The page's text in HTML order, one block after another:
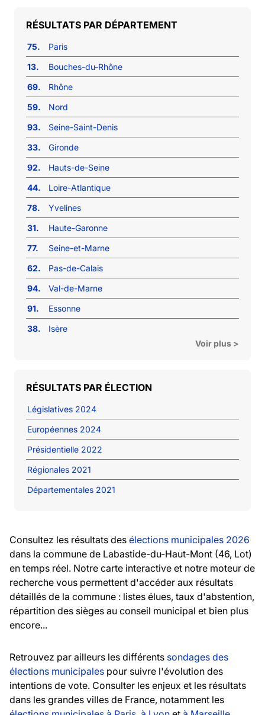
RÉSULTATS PAR DÉPARTEMENT
75.
Paris
13.
Bouches-du-Rhône
69.
Rhône
59.
Nord
93.
Seine-Saint-Denis
33.
Gironde
92.
Hauts-de-Seine
44.
Loire-Atlantique
78.
Yvelines
31.
Haute-Garonne
77.
Seine-et-Marne
62.
Pas-de-Calais
94.
Val-de-Marne
91.
Essonne
38.
Isère
Voir plus >
RÉSULTATS PAR ÉLECTION
Législatives 2024
Européennes 2024
Présidentielle 2022
Régionales 2021
Départementales 2021
Consultez les résultats des élections municipales 2026
dans la commune de Labastide-du-Haut-Mont (46, Lot)
en temps réel. Notre carte interactive et notre moteur de
recherche vous permettent d'accéder aux résultats
détaillés de la commune : listes élues, taux d'abstention,
répartition des sièges au conseil municipal et bien plus
encore...
Retrouvez par ailleurs les différents sondages des
élections municipales pour suivre l'évolution des
intentions de vote. Consulter les enjeux et les résultats
dans les grandes villes de France, notamment les